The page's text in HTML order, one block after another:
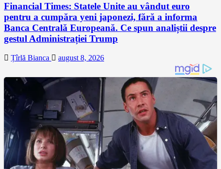
Financial Times: Statele Unite au vândut euro
pentru a cumpăra yeni japonezi, fără a informa
Banca Centrală Europeană. Ce spun analiștii despre
gestul Administrației Trump
Țîrlă Bianca august 8, 2026